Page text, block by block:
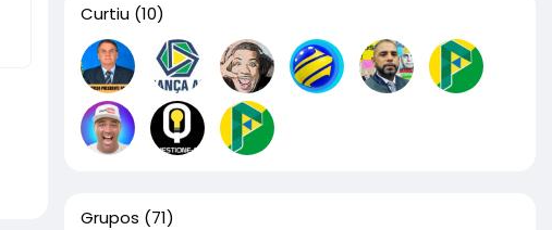
Curtiu (10)
Grupos (71)